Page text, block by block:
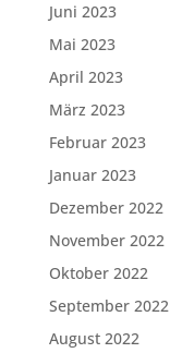
Juni 2023
Mai 2023
April 2023
März 2023
Februar 2023
Januar 2023
Dezember 2022
November 2022
Oktober 2022
September 2022
August 2022